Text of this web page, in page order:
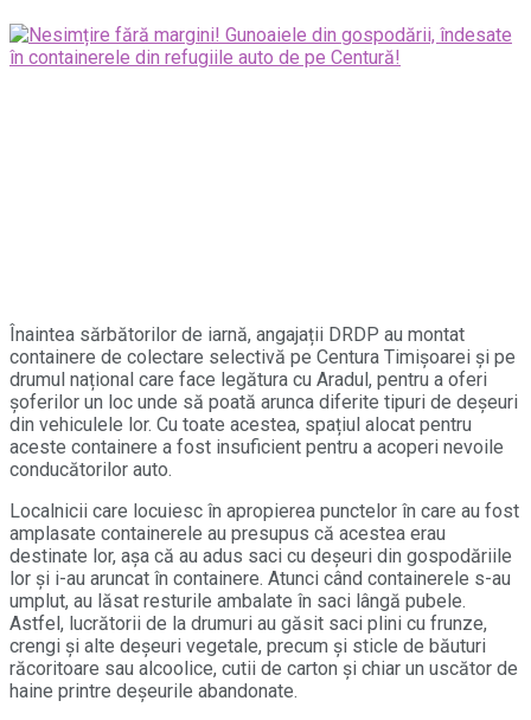
Înaintea sărbătorilor de iarnă, angajații DRDP au montat
containere de colectare selectivă pe Centura Timișoarei și pe
drumul național care face legătura cu Aradul, pentru a oferi
șoferilor un loc unde să poată arunca diferite tipuri de deșeuri
din vehiculele lor. Cu toate acestea, spațiul alocat pentru
aceste containere a fost insuficient pentru a acoperi nevoile
conducătorilor auto.
Localnicii care locuiesc în apropierea punctelor în care au fost
amplasate containerele au presupus că acestea erau
destinate lor, așa că au adus saci cu deșeuri din gospodăriile
lor și i-au aruncat în containere. Atunci când containerele s-au
umplut, au lăsat resturile ambalate în saci lângă pubele.
Astfel, lucrătorii de la drumuri au găsit saci plini cu frunze,
crengi și alte deșeuri vegetale, precum și sticle de băuturi
răcoritoare sau alcoolice, cutii de carton și chiar un uscător de
haine printre deșeurile abandonate.